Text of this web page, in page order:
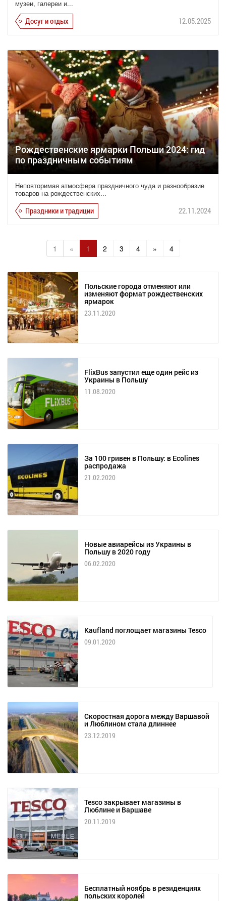
музеи, галереи и...
Досуг и отдых 12.05.2025
Рождественские ярмарки Польши 2024: гид
по праздничным событиям
Неповторимая атмосфера праздничного чуда и разнообразие
товаров на рождественских...
Праздники и традиции 22.11.2024
1 « 1 2 3 4 » 4
Польские города отменяют или
изменяют формат рождественских
ярмарок
23.11.2020
FlixBus запустил еще один рейс из
Украины в Польшу
11.08.2020
За 100 гривен в Польшу: в Ecolines
распродажа
21.02.2020
Новые авиарейсы из Украины в
Польшу в 2020 году
06.02.2020
Kaufland поглощает магазины Tesco
09.01.2020
Скоростная дорога между Варшавой
и Люблином стала длиннее
23.12.2019
Tesco закрывает магазины в
Люблине и Варшаве
20.11.2019
Бесплатный ноябрь в резиденциях
польских королей